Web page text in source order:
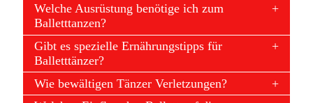
Welche Ausrüstung benötige ich zum
Balletttanzen?
Gibt es spezielle Ernährungstipps für
Balletttänzer?
Wie bewältigen Tänzer Verletzungen?